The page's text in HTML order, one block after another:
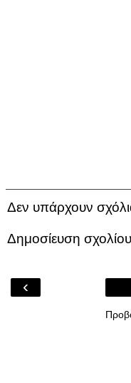
Δεν υπάρχουν
Δημοσίευση σχολίου
‹